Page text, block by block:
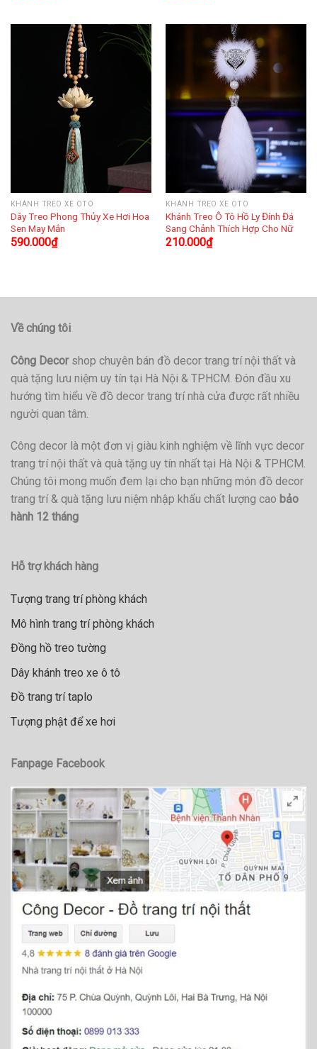
KHÁNH TREO XE OTO
Dây Treo Phong Thủy Xe Hơi Hoa
Sen May Mắn
590.000₫
KHÁNH TREO XE OTO
Khánh Treo Ô Tô Hồ Ly Đính Đá
Sang Chảnh Thích Hợp Cho Nữ
210.000₫
Về chúng tôi
Công Decorshop chuyên bán đồ decor trang trí nội thất và
quà tặng lưu niệm uy tín tại Hà Nội & TPHCM. Đón đầu xu
hướng tìm hiểu về đồ decor trang trí nhà cửa được rất nhiều
người quan tâm.
Công decor là một đơn vị giàu kinh nghiệm về lĩnh vực decor
trang trí nội thất và quà tặng uy tín nhất tại Hà Nội & TPHCM.
Chúng tôi mong muốn đem lại cho bạn những món đồ decor
trang trí & quà tặng lưu niệm nhập khẩu chất lượng cao bảo
hành 12 tháng
Hỗ trợ khách hàng
Tượng trang trí phòng khách
Mô hình trang trí phòng khách
Đồng hồ treo tường
Dây khánh treo xe ô tô
Đồ trang trí taplo
Tượng phật để xe hơi
Fanpage Facebook